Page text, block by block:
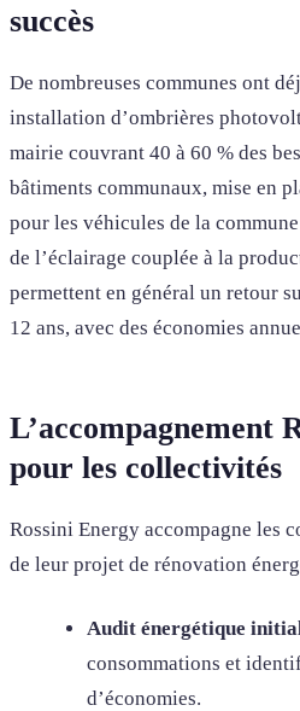
succès
De nombreuses communes ont
installation d’ombrières
mairie couvrant 40 à 60 % des
bâtiments communaux, mise en
pour les véhicules de la
de l’éclairage couplée à la
permettent en général un retour
12 ans, avec des économies
L’accompagnement
pour les collectivités
Rossini Energy accompagne les
de leur projet de rénovation
Audit énergétique
consommations et
d’économies.